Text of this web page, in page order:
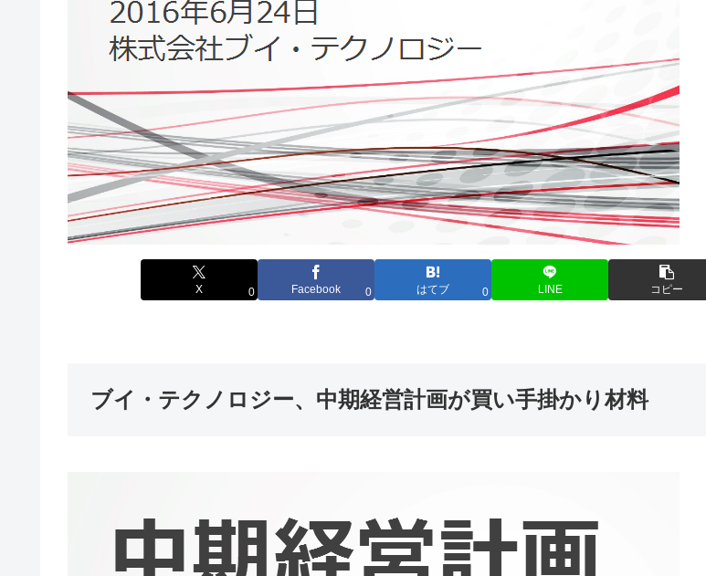
X 0 Facebook 0 はてブ 0 LINE コピー
ブイ・テクノロジー、中期経営計画が買い手掛かり材料